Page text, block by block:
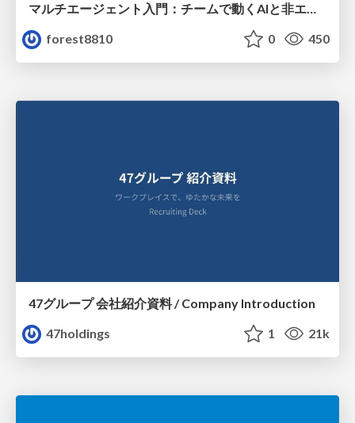
マルチエージェント入門：チームで動くAIと非エンジニアのための設計（Claude Code）
forest8810
0 450
47グループ 会社紹介資料 / Company Introduction
47holdings
1 21k